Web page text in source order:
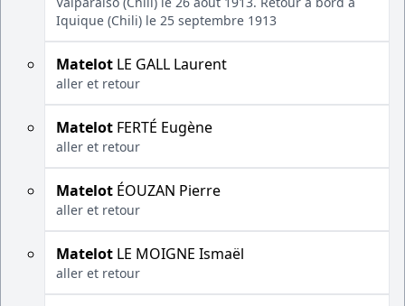
Iquique (Chili) le 25 septembre 1913
Matelot LE GALL Laurent
aller et retour
Matelot FERTÉ Eugène
aller et retour
Matelot ÉOUZAN Pierre
aller et retour
Matelot LE MOIGNE Ismaël
aller et retour